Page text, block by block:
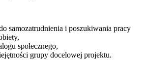
samozatrudnienia i poszukiwania pracy
społecznego,
grupy docelowej projektu.